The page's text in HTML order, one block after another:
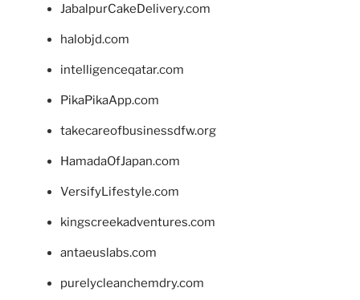
JabalpurCakeDelivery.com
halobjd.com
intelligenceqatar.com
PikaPikaApp.com
takecareofbusinessdfw.org
HamadaOfJapan.com
VersifyLifestyle.com
kingscreekadventures.com
antaeuslabs.com
purelycleanchemdry.com